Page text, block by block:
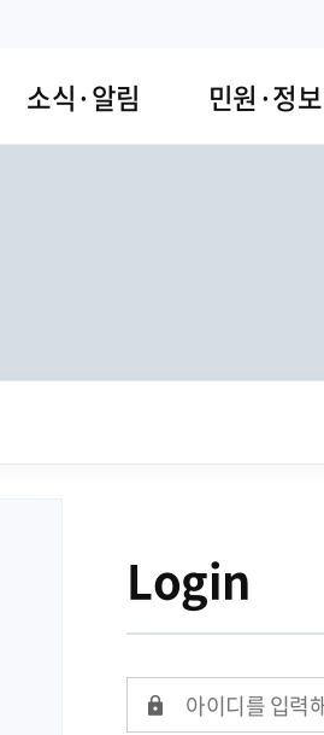
소식·알림 민원·정보
Login